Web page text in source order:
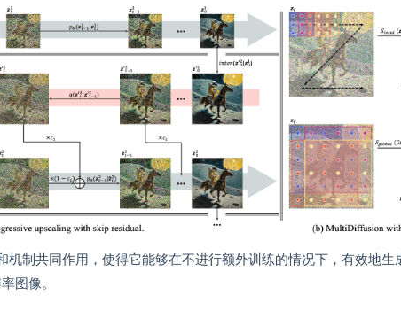
机制共同作用，使得它能够在不进行额外训练的情况下，有效地生
图像。